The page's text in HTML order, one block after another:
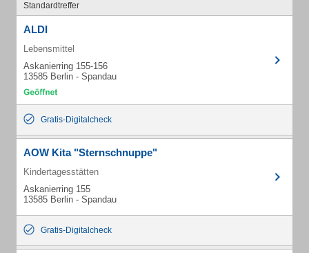
Standardtreffer
ALDI
Lebensmittel
Askanierring 155-156
13585 Berlin - Spandau
Gratis-Digitalcheck
AOW Kita "Sternschnuppe"
Kindertagesstätten
Askanierring 155
13585 Berlin - Spandau
Gratis-Digitalcheck